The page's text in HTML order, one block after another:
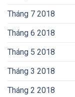
Tháng 7 2018
Tháng 6 2018
Tháng 5 2018
Tháng 3 2018
Tháng 2 2018